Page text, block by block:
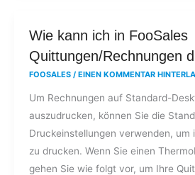
Wie kann ich in FooSales
Quittungen/Rechnungen
FOOSALES / EINEN KOMMENTAR
Um Rechnungen auf Standard-
auszudrucken, können Sie die
Druckeinstellungen verwenden, um
zu drucken. Wenn Sie einen
gehen Sie wie folgt vor, um Ihre
Wie
kann
FooSales
Quittungen/Rechnungen
drucken?